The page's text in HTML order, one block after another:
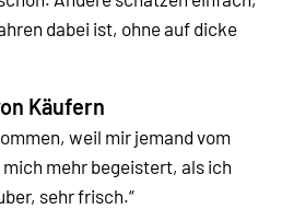
dabei ist, ohne auf dicke
Käufern
weil mir jemand vom
mehr begeistert, als ich
sehr frisch.“